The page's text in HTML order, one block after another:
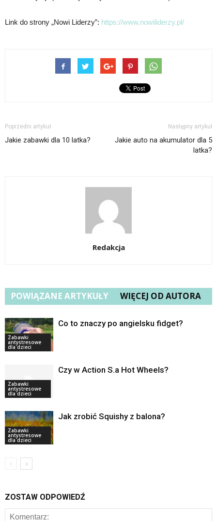
Link do strony „Nowi Liderzy”: https://www.nowiliderzy.pl/
Poprzedni artykuł
Jakie zabawki dla 10 latka?
Następny artykuł
Jakie auto na akumulator dla 5
latka?
Redakcja
POWIĄZANE ARTYKUŁY WIĘCEJ OD AUTORA
Zabawki
antystresowe
dla dzieci
Co to znaczy po angielsku fidget?
Zabawki
antystresowe
dla dzieci
Czy w Action S.a Hot Wheels?
Zabawki
antystresowe
dla dzieci
Jak zrobić Squishy z balona?
ZOSTAW ODPOWIEDŹ